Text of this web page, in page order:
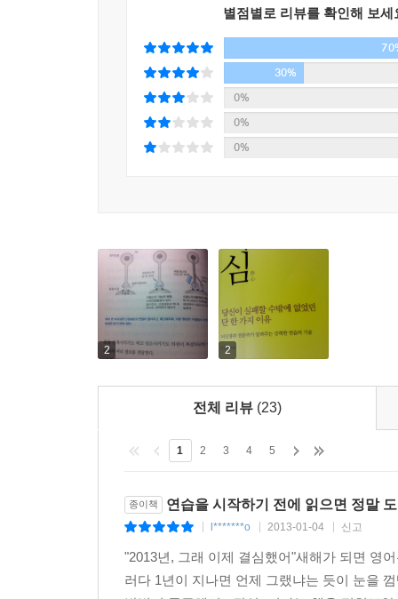
별점별로 리뷰를 확인해 보세
30%
0%
0%
0%
2 2
전체 리뷰 (23)
1 2 3 4 5
종이책 연습을 시작하기 전에 읽으면 정말
l*******o 2013-01-04 신고
"2013년, 그래 이제 결심했어"새해가 되면 영
러다 1년이 지나면 언제 그랬냐는 듯이 눈을